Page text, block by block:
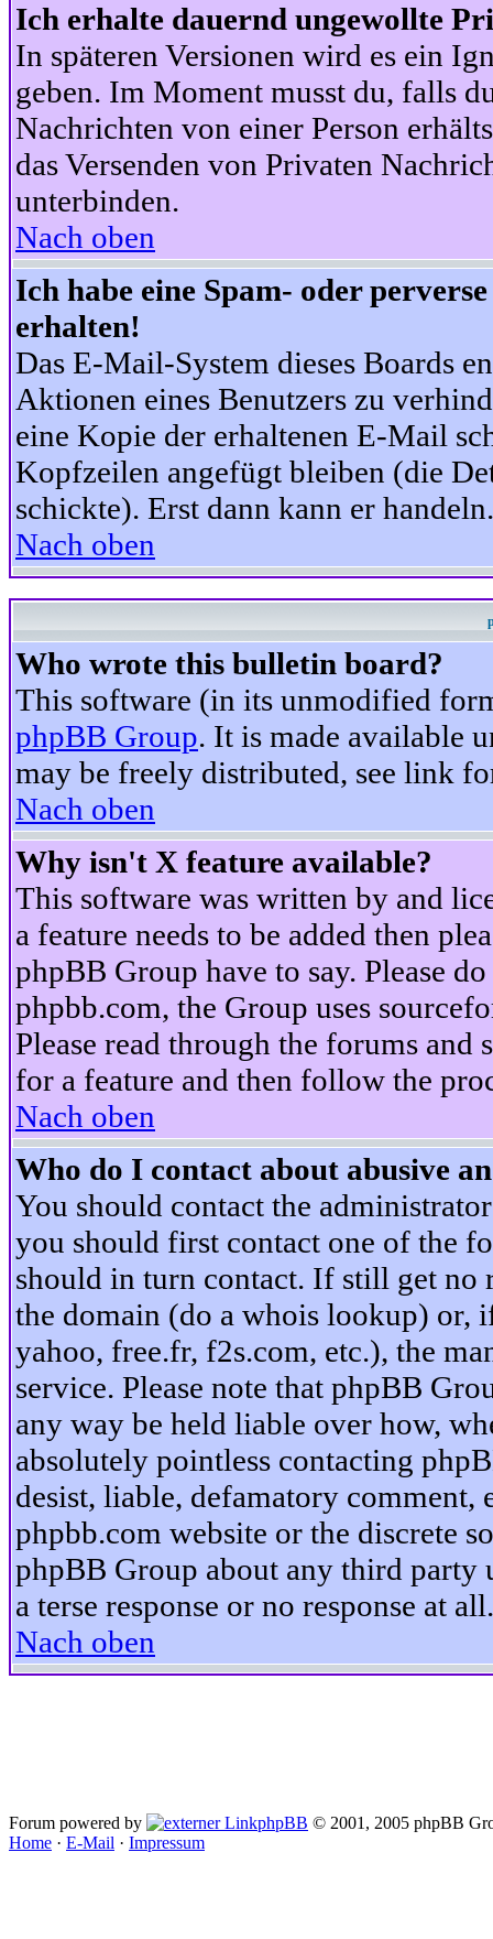
Ich erhalte dauernd ungewollte
In späteren Versionen wird es ein
geben. Im Moment musst du, falls
Nachrichten von einer Person
das Versenden von Privaten
unterbinden.
Nach oben
Ich habe eine Spam- oder
erhalten!
Das E-Mail-System dieses Boards
Aktionen eines Benutzers zu
eine Kopie der erhaltenen E-Mail
Kopfzeilen angefügt bleiben (die
schickte). Erst dann kann er handeln.
Nach oben
Who wrote this bulletin board?
This software (in its unmodified
phpBB Group. It is made available
may be freely distributed, see link
Nach oben
Why isn't X feature available?
This software was written by and
a feature needs to be added then
phpBB Group have to say. Please
phpbb.com, the Group uses
Please read through the forums
for a feature and then follow the
Nach oben
Who do I contact about abusive
You should contact the
you should first contact one of the
should in turn contact. If still get no
the domain (do a whois lookup) or,
yahoo, free.fr, f2s.com, etc.), the
service. Please note that phpBB
any way be held liable over how,
absolutely pointless contacting
desist, liable, defamatory
phpbb.com website or the discrete
phpBB Group about any third party
a terse response or no response at all.
Nach oben
Forum powered by phpBB © 2001, 2005 phpBB
Home · E-Mail · Impressum